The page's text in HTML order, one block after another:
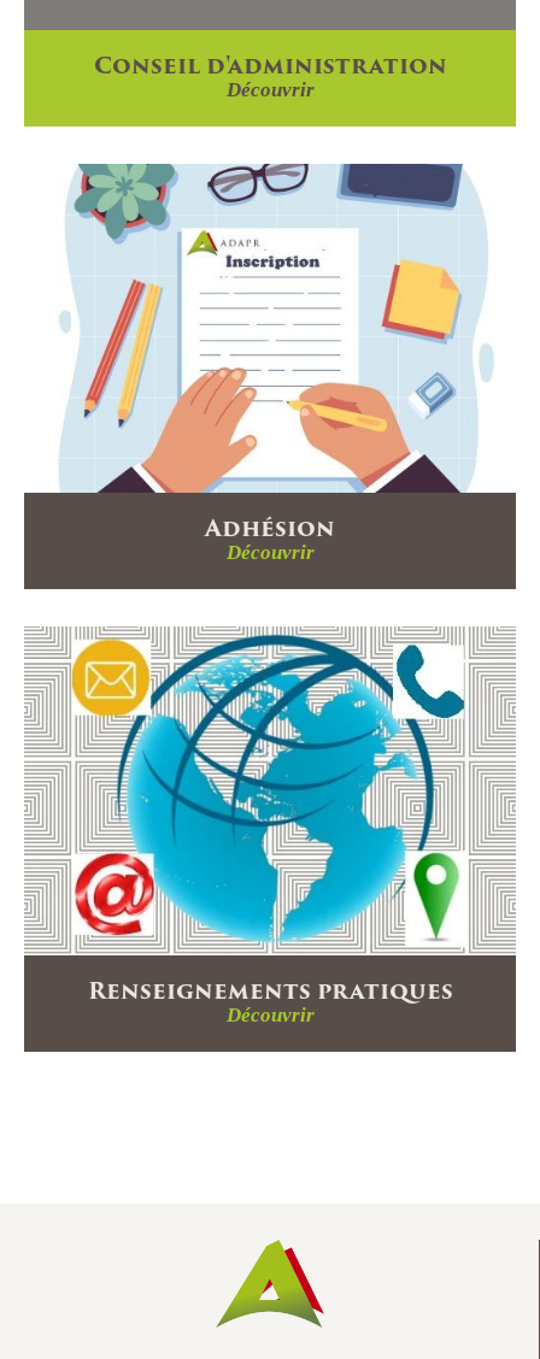
Conseil d'administration
Découvrir
Adhésion
Découvrir
Renseignements pratiques
Découvrir